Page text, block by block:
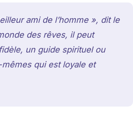
ami de l’homme », dit le
des rêves, il peut
un guide spirituel ou
qui est loyale et